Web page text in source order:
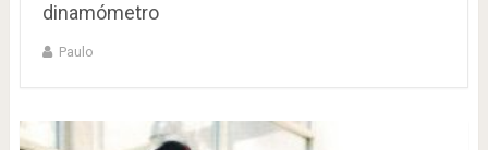
dinamómetro
Paulo